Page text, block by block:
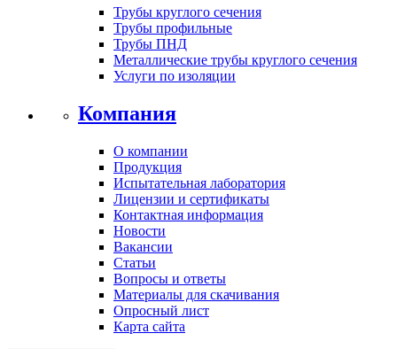
Трубы круглого сечения
Трубы профильные
Трубы ПНД
Металлические трубы круглого сечения
Услуги по изоляции
Компания
О компании
Продукция
Испытательная лаборатория
Лицензии и сертификаты
Контактная информация
Новости
Вакансии
Статьи
Вопросы и ответы
Материалы для скачивания
Опросный лист
Карта сайта